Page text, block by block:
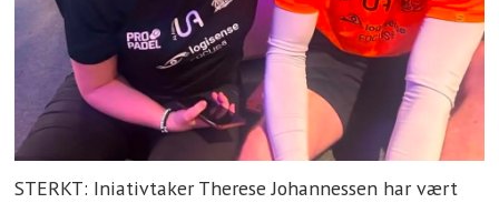
STERKT: Iniativtaker Therese Johannessen har vært